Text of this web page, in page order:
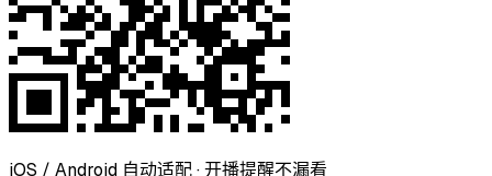
iOS / Android 自动适配 · 开播提醒不漏看